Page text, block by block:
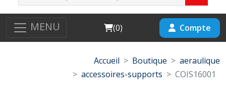
MENU Cart
(0) Compte
Accueil Boutique
aeraulique
accessoires-supports
COIS16001